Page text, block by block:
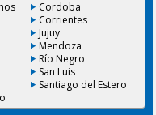
Cordoba
Corrientes
Jujuy
Mendoza
Río Negro
San Luis
Santiago del Estero